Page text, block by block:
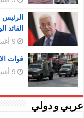
القائد
9 أغسطس، 2026
قوات
9 أغسطس، 2026
عربي و دولي